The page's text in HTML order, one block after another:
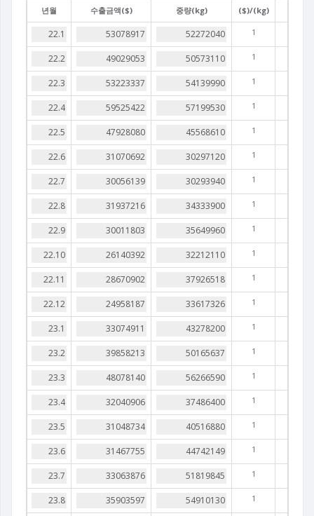
년월 수출금액($) 중량(kg) ($)/(kg)
1
1
1
1
1
1
1
1
1
1
1
1
1
1
1
1
1
1
1
1